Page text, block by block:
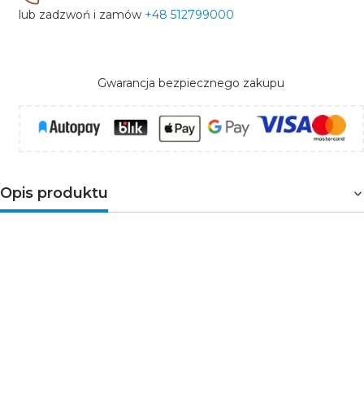
lub zadzwoń i zamów +48 512799000
Gwarancja bezpiecznego zakupu
Opis produktu